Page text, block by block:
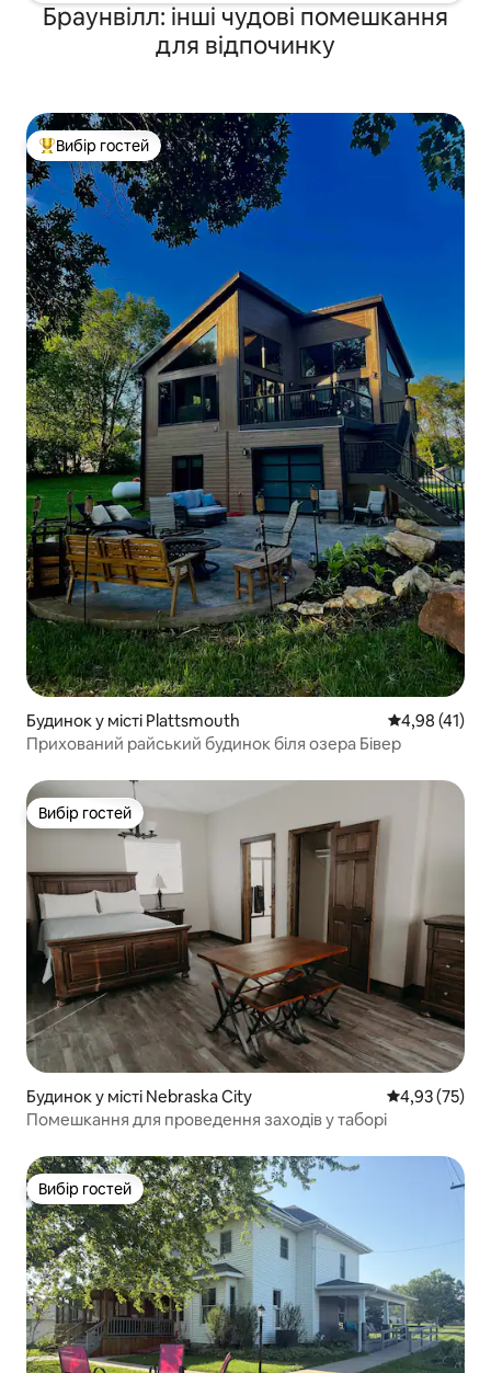
Браунвілл: інші чудові помешкання
для відпочинку
Топ вибір гостей
Вибір гостей
Будинок у місті Plattsmouth Середня
4,98 (41)
Прихований райський будинок біля озера Бівер
Вибір гостей
Вибір гостей
Будинок у місті Nebraska City Середня
4,93 (75)
Помешкання для проведення заходів у таборі
Вибір гостей
Вибір гостей